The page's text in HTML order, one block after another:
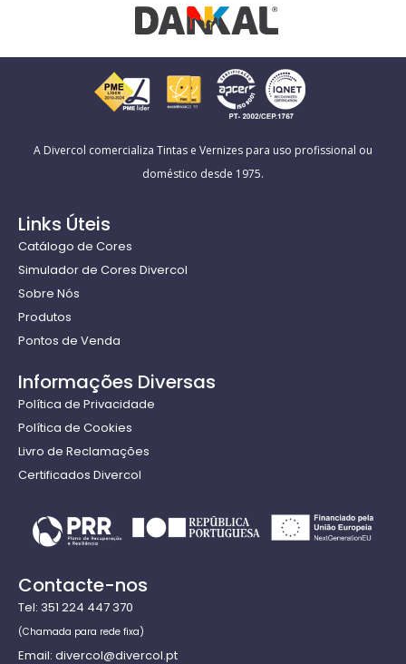
A Divercol comercializa Tintas e Vernizes para uso profissional ou
doméstico desde 1975.
Links Úteis
Catálogo de Cores
Simulador de Cores Divercol
Sobre Nós
Produtos
Pontos de Venda
Informações Diversas
Política de Privacidade
Política de Cookies
Livro de Reclamações
Certificados Divercol
Contacte-nos
Tel: 351 224 447 370
(Chamada para rede fixa)
Email: divercol@divercol.pt